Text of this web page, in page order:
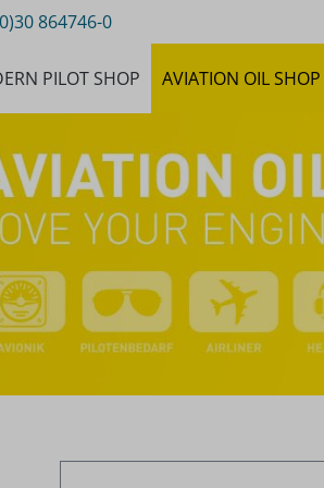
864746-0
PILOT SHOP AVIATION OIL SHOP